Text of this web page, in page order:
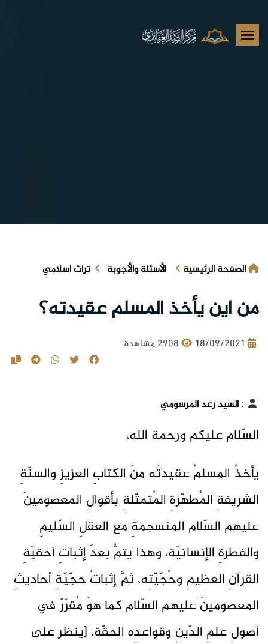
الصفحة الرئيسية الأسئلة والأجوبة تراث اسلامي
من أين يأخذ المسلم عقيدته؟
18/09/2021 2908 مشاهدة
:السيد رعد المرسومي
السّلام عليكم ورحمة الله،
يأخذُ المسلمُ عقيدتَه منَ الكتابِ العزيزِ والسنّةِ
الشريفةِ المُطهّرةِ المُتمثّلةِ بأقوالِ المعصومينَ
عليهم السّلام المنسجمةِ مع العقلِ السّليمِ
والفطرةِ الإنسانيّة، وهذا يتمُّ بعدَ إثباتِ أحقيّةِ
القرآنِ العظيمِ وحُجّيّتِه، ثمَّ إثباتُ حجّيّةِ أحاديثِ
المعصومينَ عليهم السّلام كما هوَ مُقرّرٌ في
أصولِ علمِ الدّينِ وقواعدِه الحقّة. [ينظر على